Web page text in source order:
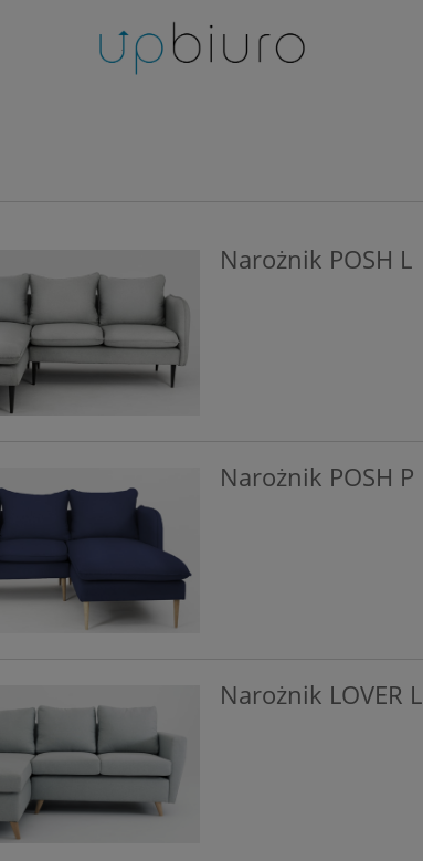
Narożnik POSH L
Narożnik POSH P
Narożnik LOVER L